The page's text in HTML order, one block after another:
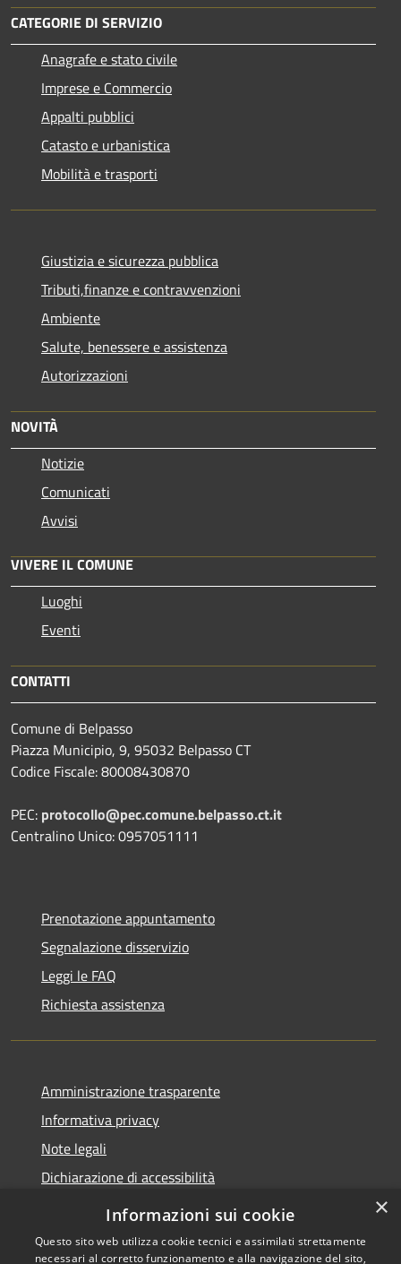
CATEGORIE DI SERVIZIO
Anagrafe e stato civile
Imprese e Commercio
Appalti pubblici
Catasto e urbanistica
Mobilità e trasporti
Giustizia e sicurezza pubblica
Tributi,finanze e contravvenzioni
Ambiente
Salute, benessere e assistenza
Autorizzazioni
NOVITÀ
Notizie
Comunicati
Avvisi
VIVERE IL COMUNE
Luoghi
Eventi
CONTATTI
Comune di Belpasso
Piazza Municipio, 9, 95032 Belpasso CT
Codice Fiscale: 80008430870
PEC: protocollo@pec.comune.belpasso.ct.it
Centralino Unico: 0957051111
Prenotazione appuntamento
Segnalazione disservizio
Leggi le FAQ
Richiesta assistenza
Amministrazione trasparente
Informativa privacy
Note legali
Dichiarazione di accessibilità
×
Informazioni sui cookie
Questo sito web utilizza cookie tecnici e assimilati strettamente
necessari al corretto funzionamento e alla navigazione del sito,